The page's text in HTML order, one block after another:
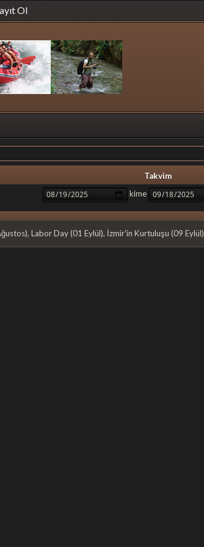
Ol
Takvim
kime
Labor Day (01 Eylül), İzmir'in Kurtuluşu (09 Eylül)